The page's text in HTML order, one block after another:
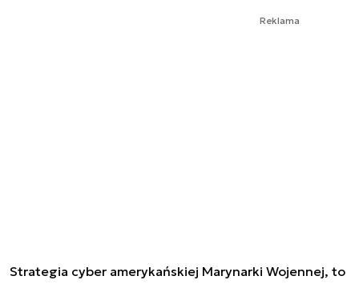
Reklama
Strategia cyber amerykańskiej Marynarki Wojennej, to